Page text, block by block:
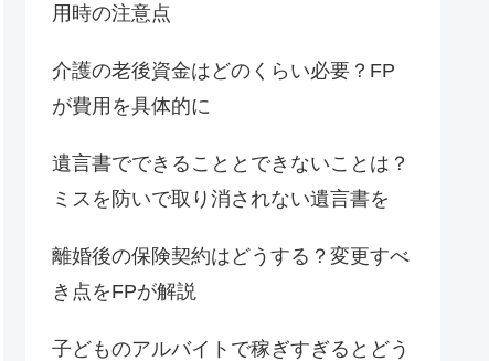
用時の注意点
介護の老後資金はどのくらい必要？FP
が費用を具体的に
遺言書でできることとできないことは？
ミスを防いで取り消されない遺言書を
離婚後の保険契約はどうする？変更すべ
き点をFPが解説
子どものアルバイトで稼ぎすぎるとどう